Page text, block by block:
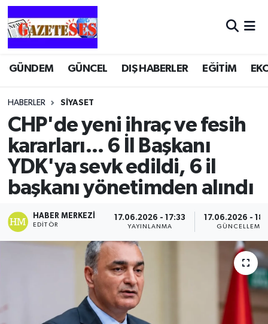
GÜNDEM GÜNCEL DIŞ HABERLER EĞİTİM
HABERLER SİYASET
CHP'de yeni ihraç ve fesih
kararları... 6 İl Başkanı
YDK'ya sevk edildi, 6 il
başkanı yönetimden alındı
HABER MERKEZI
EDITÖR
17.06.2026 - 17:33
YAYINLANMA
17.06.2026 -
GÜNCELLEME